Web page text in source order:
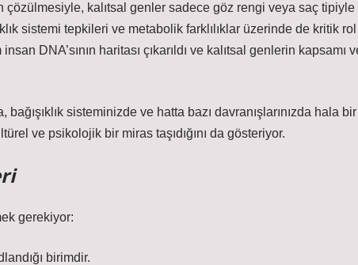
çözülmesiyle, kalıtsal genler sadece göz rengi veya saç tipiyle
sistemi tepkileri ve metabolik farklılıklar üzerinde de kritik rol
DNA’sının haritası çıkarıldı ve kalıtsal genlerin kapsamı
bağışıklık sisteminizde ve hatta bazı davranışlarınızda hala bir
ve psikolojik bir miras taşıdığını da gösteriyor.
gerekiyor:
birimdir.